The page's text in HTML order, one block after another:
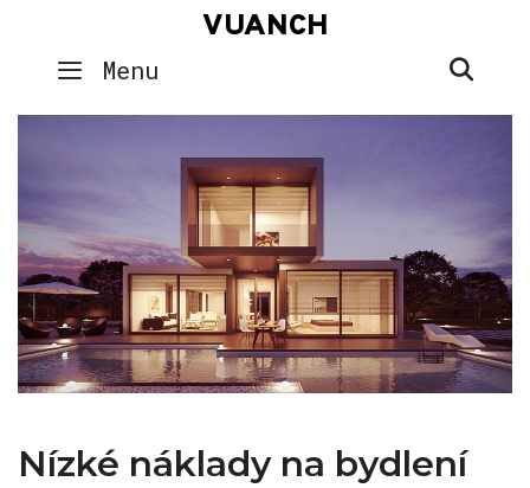
content
VUANCH
Menu
Nízké náklady na bydlení